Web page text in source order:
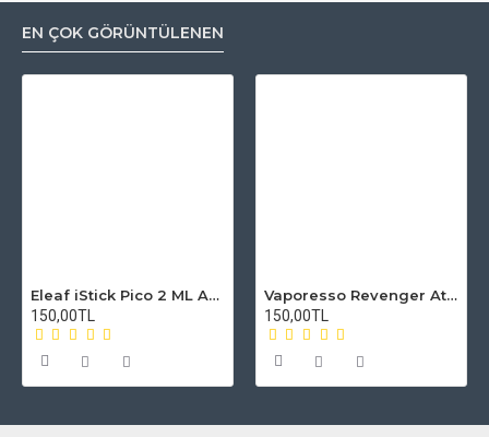
EN ÇOK GÖRÜNTÜLENEN
Eleaf iStick Pico 2 ML Atomizer Camı
150,00TL
Vaporesso Revenger Atomizer Camı
150,00TL